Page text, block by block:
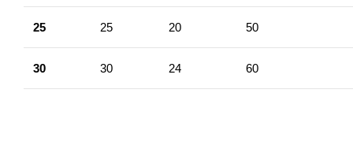
25 25 20 50
30 30 24 60